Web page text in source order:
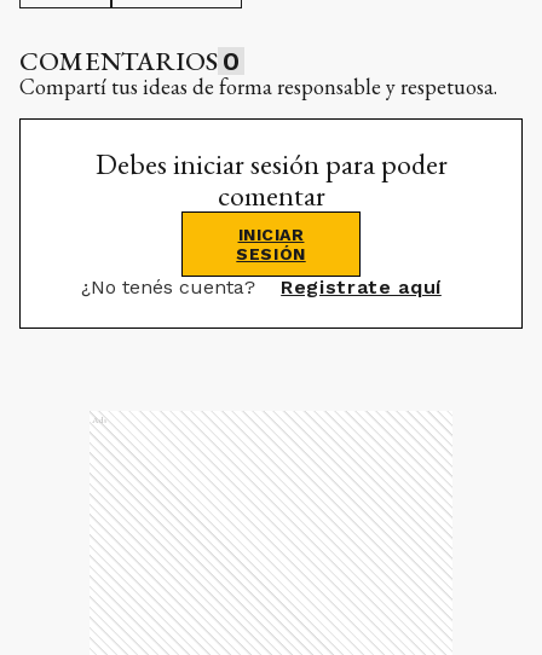
COMENTARIOS 0
Compartí tus ideas de forma responsable y respetuosa.
Debes iniciar sesión para poder
comentar
INICIAR
SESIÓN
¿No tenés cuenta? Registrate aquí
Ads